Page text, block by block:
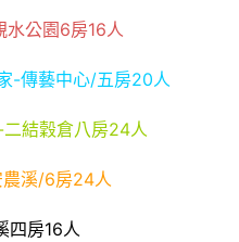
公園6房16人
-傳藝中心/五房20人
結穀倉八房24人
溪/6房24人
四房16人